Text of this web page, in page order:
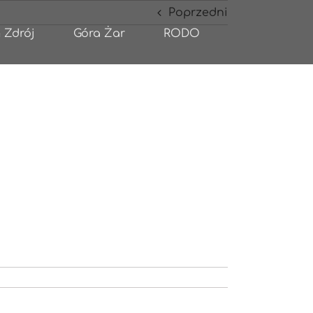
Zdrój Góra Żar RODO
Poprzedni